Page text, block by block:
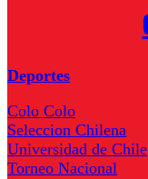
Deportes
Colo Colo
Seleccion Chilena
Universidad de Chile
Torneo Nacional